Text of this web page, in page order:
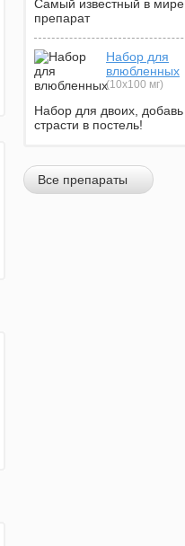
Самый известный в мире
препарат
Набор для
влюбленных
(10х100 мг)
Набор для двоих, добавь
страсти в постель!
Все препараты